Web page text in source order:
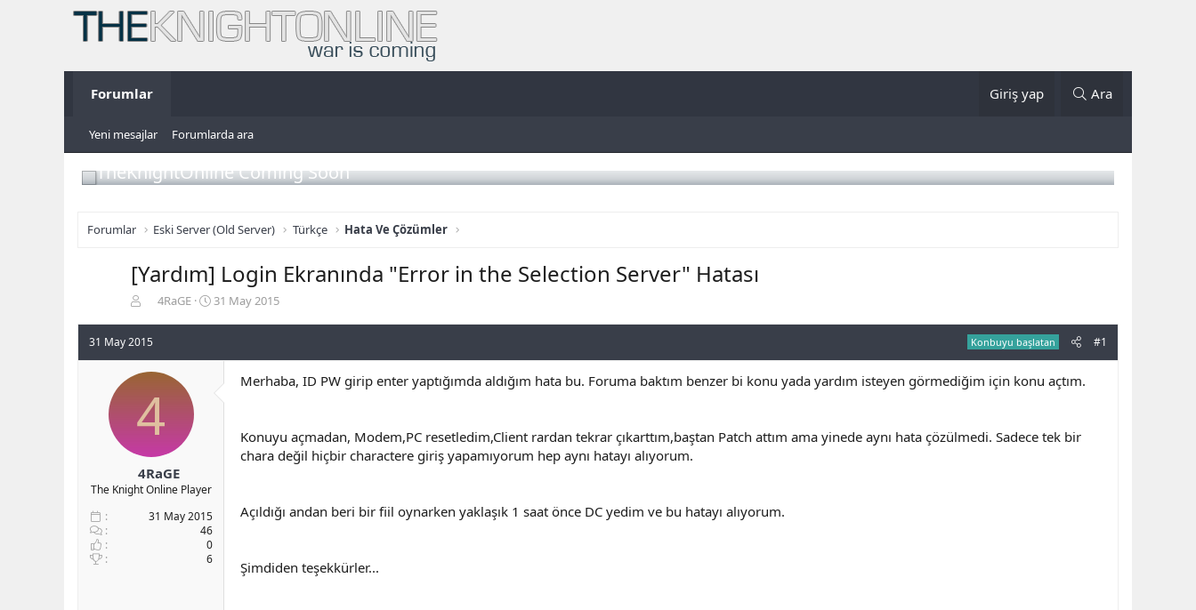
Forumlar Giriş yap Ara
Yeni mesajlar Forumlarda ara
TheKnightOnline Coming Soon
Forumlar Eski Server (Old Server) Türkçe Hata Ve Çözümler
[Yardım] Login Ekranında "Error in the Selection Server" Hatası
b
u
b
a
l
a
t
n
4RaGE
B
a
31 May 2015
31 May 2015 Konbuyu başlatan #1
4
4RaGE
The Knight Online Player
31 May 2015
46
0
6
Merhaba, ID PW girip enter yaptığımda aldığım hata bu. Foruma baktım benzer bi konu yada yardım isteyen görmediğim için konu açtım.
Konuyu açmadan, Modem,PC resetledim,Client rardan tekrar çıkarttım,baştan Patch attım ama yinede aynı hata çözülmedi. Sadece tek bir
chara değil hiçbir charactere giriş yapamıyorum hep aynı hatayı alıyorum.
Açıldığı andan beri bir fiil oynarken yaklaşık 1 saat önce DC yedim ve bu hatayı alıyorum.
Şimdiden teşekkürler...